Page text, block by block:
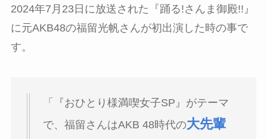
2024年7月23日に放送された『踊る!さんま御殿!!』
に元AKB48の福留光帆さんが初出演した時の事で
す。
「『おひとり様満喫女子SP』がテーマ
で、福留さんはAKB 48時代の大先輩